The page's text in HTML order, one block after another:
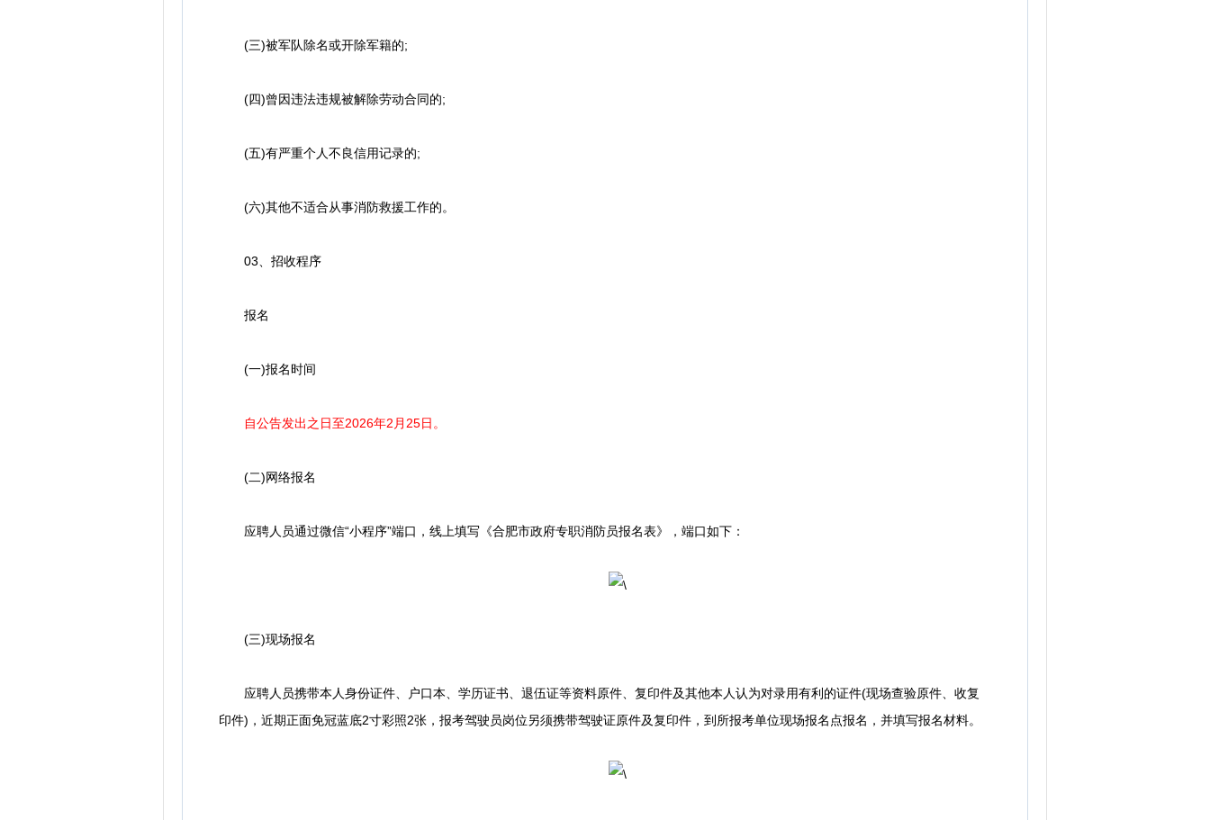
(三)被军队除名或开除军籍的;
(四)曾因违法违规被解除劳动合同的;
(五)有严重个人不良信用记录的;
(六)其他不适合从事消防救援工作的。
03、招收程序
报名
(一)报名时间
自公告发出之日至2026年2月25日。
(二)网络报名
应聘人员通过微信“小程序”端口，线上填写《合肥市政府专职消防员报名表》，端口如下：
(三)现场报名
应聘人员携带本人身份证件、户口本、学历证书、退伍证等资料原件、复印件及其他本人认为对录用有利的证件(现场查验原件、收复
印件)，近期正面免冠蓝底2寸彩照2张，报考驾驶员岗位另须携带驾驶证原件及复印件，到所报考单位现场报名点报名，并填写报名材料。